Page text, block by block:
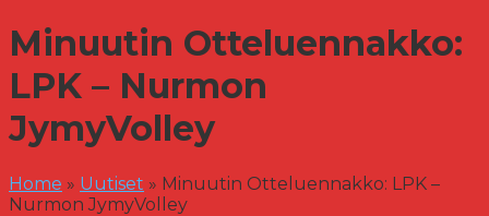
Minuutin Otteluennakko:
LPK – Nurmon
JymyVolley
Home » Uutiset » Minuutin Otteluennakko: LPK –
Nurmon JymyVolley